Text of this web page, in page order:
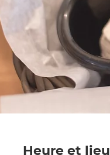
Heure et lieu